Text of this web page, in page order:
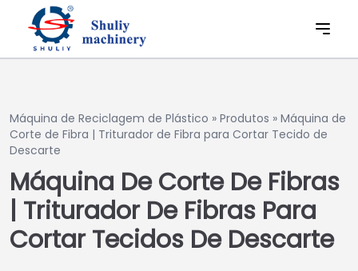
Máquina de Reciclagem de Plástico » Produtos » Máquina de
Corte de Fibra | Triturador de Fibra para Cortar Tecido de
Descarte
Máquina De Corte De Fibras
| Triturador De Fibras Para
Cortar Tecidos De Descarte